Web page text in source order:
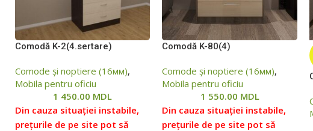
Comodă K-2(4.sertare)
Comode și noptiere (16мм),
Mobila pentru oficiu
1 450.00 MDL
Din cauza situației instabile,
prețurile de pe site pot să
Comodă K-80(4)
Comode și noptiere (16мм),
Mobila pentru oficiu
1 550.00 MDL
Din cauza situației instabile,
prețurile de pe site pot să